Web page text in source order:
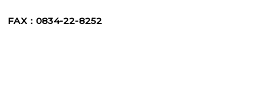
FAX：0834-22-8252